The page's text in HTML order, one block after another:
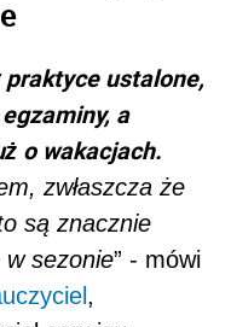
praktyce ustalone,
a
o wakacjach.
zwłaszcza że
są znacznie
sezonie” - mówi
,